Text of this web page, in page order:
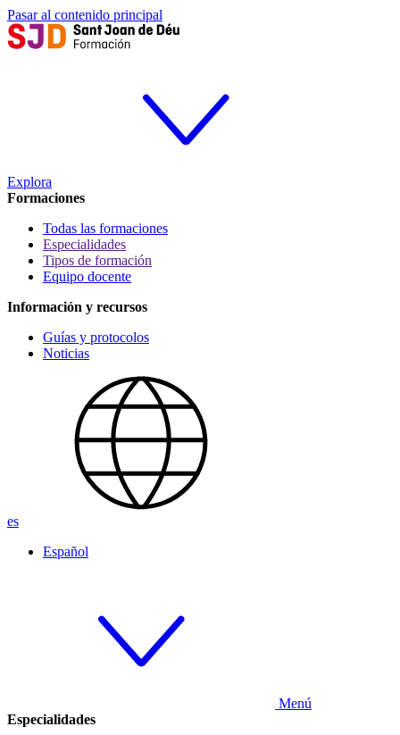
Pasar al contenido principal
Explora
Formaciones
Todas las formaciones
Especialidades
Tipos de formación
Equipo docente
Información y recursos
Guías y protocolos
Noticias
es
Español
Menú
Especialidades